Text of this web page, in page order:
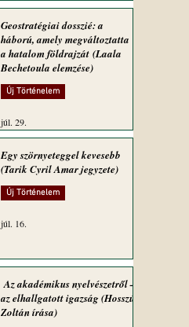
Geostratégiai dosszié: a
háború, amely megváltoztatta
a hatalom földrajzát (Laala
Bechetoula elemzése)
Új Történelem
júl. 29.
Egy szörnyeteggel kevesebb
(Tarik Cyril Amar jegyzete)
Új Történelem
júl. 16.
Az akadémikus nyelvészetről –
az elhallgatott igazság (Hosszú
Zoltán írása)